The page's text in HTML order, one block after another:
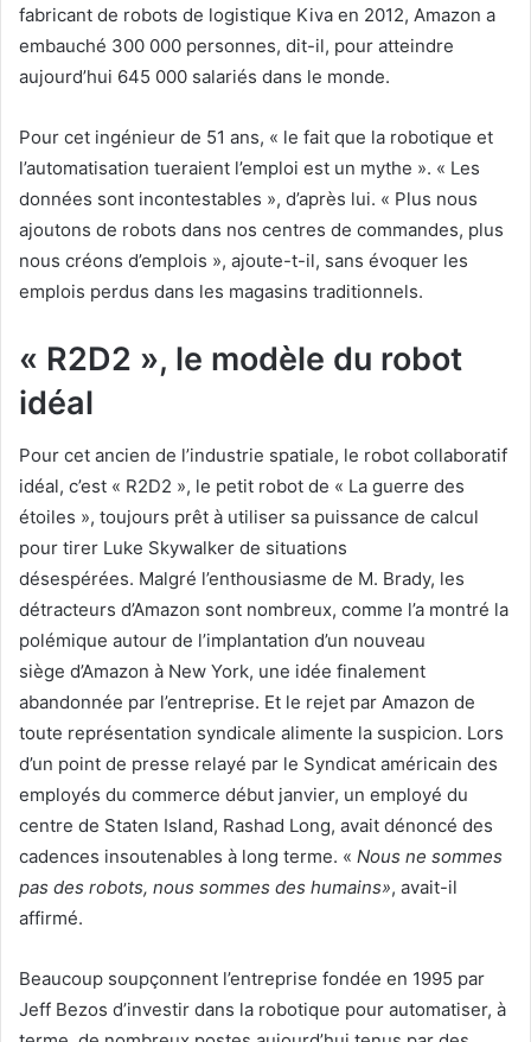
fabricant de robots de logistique Kiva en 2012, Amazon a
embauché 300 000 personnes, dit-il, pour atteindre
aujourd’hui 645 000 salariés dans le monde.
Pour cet ingénieur de 51 ans, « le fait que la robotique et
l’automatisation tueraient l’emploi est un mythe ». « Les
données sont incontestables », d’après lui. « Plus nous
ajoutons de robots dans nos centres de commandes, plus
nous créons d’emplois », ajoute-t-il, sans évoquer les
emplois perdus dans les magasins traditionnels.
« R2D2 », le modèle du robot
idéal
Pour cet ancien de l’industrie spatiale, le robot collaboratif
idéal, c’est « R2D2 », le petit robot de « La guerre des
étoiles », toujours prêt à utiliser sa puissance de calcul
pour tirer Luke Skywalker de situations
désespérées. Malgré l’enthousiasme de M. Brady, les
détracteurs d’Amazon sont nombreux, comme l’a montré la
polémique autour de l’implantation d’un nouveau
siège d’Amazon à New York, une idée finalement
abandonnée par l’entreprise. Et le rejet par Amazon de
toute représentation syndicale alimente la suspicion. Lors
d’un point de presse relayé par le Syndicat américain des
employés du commerce début janvier, un employé du
centre de Staten Island, Rashad Long, avait dénoncé des
cadences insoutenables à long terme. « Nous ne sommes
pas des robots, nous sommes des humains», avait-il
affirmé.
Beaucoup soupçonnent l’entreprise fondée en 1995 par
Jeff Bezos d’investir dans la robotique pour automatiser, à